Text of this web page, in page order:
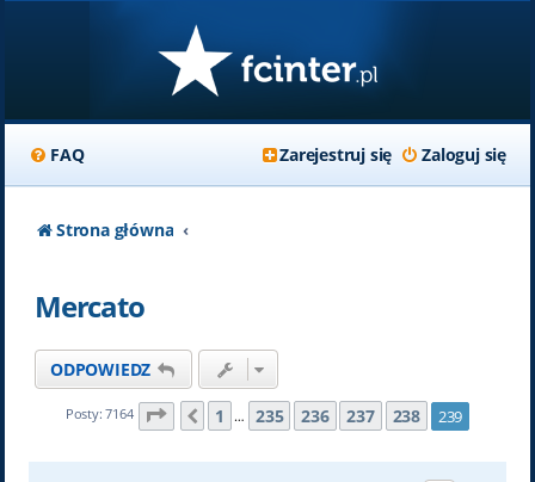
FAQ Zaloguj się
Zarejestruj się
Strona główna
Mercato
ODPOWIEDZ
Posty: 7164 Strona 239 z239
Poprzednia
1 … 235 236 237 238 239